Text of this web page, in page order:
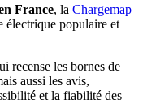
France, la Chargemap
électrique populaire et
recense les bornes de
aussi les avis,
et la fiabilité des